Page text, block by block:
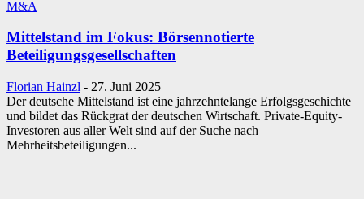
M&A
Mittelstand im Fokus: Börsennotierte
Beteiligungsgesellschaften
Florian Hainzl - 27. Juni 2025
Der deutsche Mittelstand ist eine jahrzehntelange Erfolgsgeschichte
und bildet das Rückgrat der deutschen Wirtschaft. Private-Equity-
Investoren aus aller Welt sind auf der Suche nach
Mehrheitsbeteiligungen...